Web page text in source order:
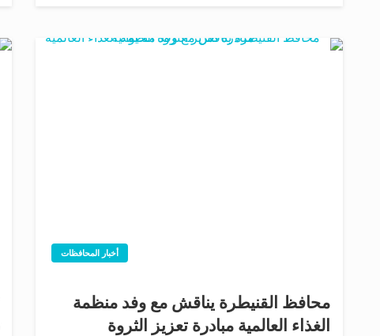
أخبار المحافظات
محافظ القنيطرة يناقش مع وفد منظمة
الغذاء العالمية مبادرة تعزيز الثروة